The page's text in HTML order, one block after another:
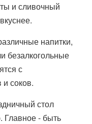
и сливочный
напитки,
безалкогольные
с
соков.
стол
Главное - быть